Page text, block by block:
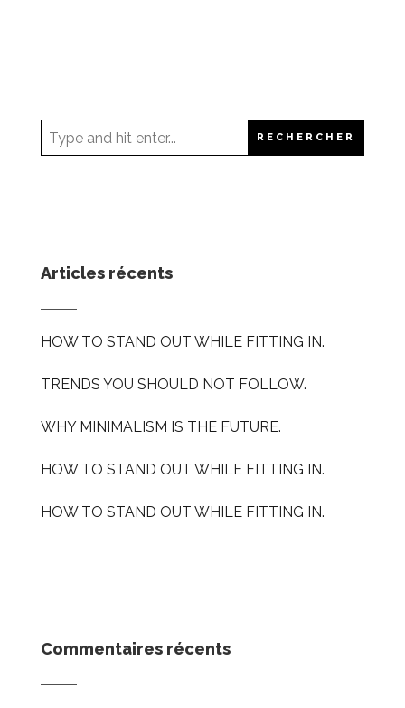
Articles récents
HOW TO STAND OUT WHILE FITTING IN.
TRENDS YOU SHOULD NOT FOLLOW.
WHY MINIMALISM IS THE FUTURE.
HOW TO STAND OUT WHILE FITTING IN.
HOW TO STAND OUT WHILE FITTING IN.
Commentaires récents